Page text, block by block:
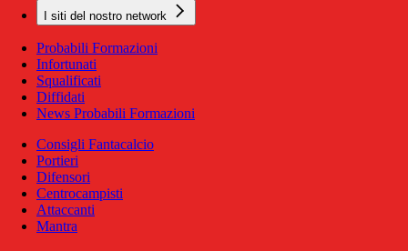
I siti del nostro network
Probabili Formazioni
Infortunati
Squalificati
Diffidati
News Probabili Formazioni
Consigli Fantacalcio
Portieri
Difensori
Centrocampisti
Attaccanti
Mantra